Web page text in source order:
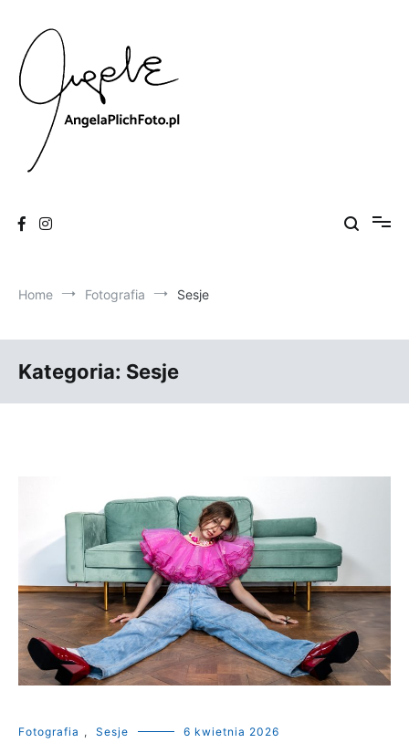
content
Home Fotografia Sesje
Kategoria: Sesje
Fotografia , Sesje 6 kwietnia 2026